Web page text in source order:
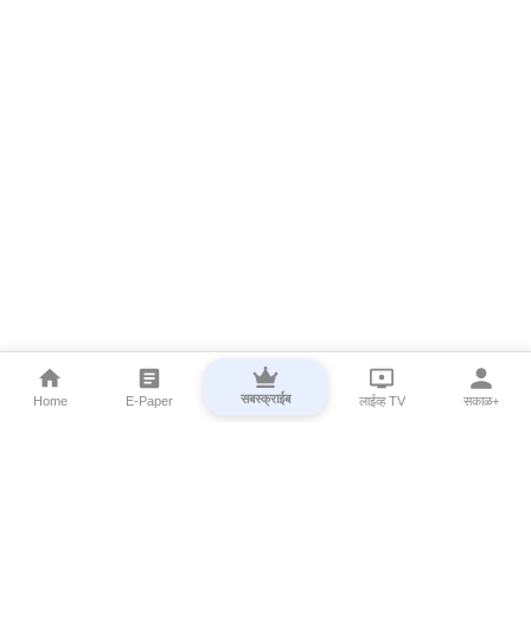
Home E-Paper सबस्क्राईब लाईव्ह TV सकाळ+